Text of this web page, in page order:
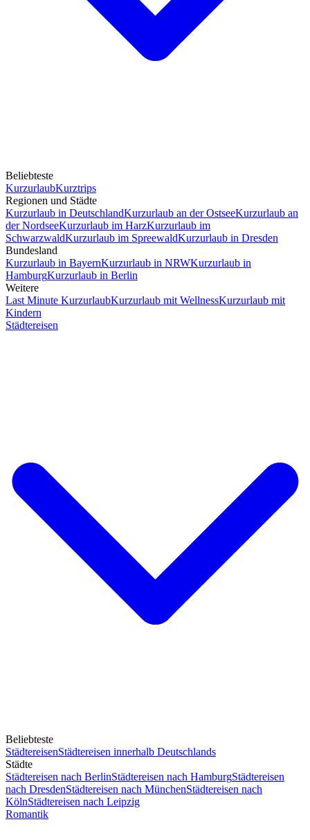
Beliebteste
KurzurlaubKurztrips
Regionen und Städte
Kurzurlaub in DeutschlandKurzurlaub an der OstseeKurzurlaub an
der NordseeKurzurlaub im HarzKurzurlaub im
SchwarzwaldKurzurlaub im SpreewaldKurzurlaub in Dresden
Bundesland
Kurzurlaub in BayernKurzurlaub in NRWKurzurlaub in
HamburgKurzurlaub in Berlin
Weitere
Last Minute KurzurlaubKurzurlaub mit WellnessKurzurlaub mit
Kindern
Städtereisen
Beliebteste
StädtereisenStädtereisen innerhalb Deutschlands
Städte
Städtereisen nach BerlinStädtereisen nach HamburgStädtereisen
nach DresdenStädtereisen nach MünchenStädtereisen nach
KölnStädtereisen nach Leipzig
Romantik